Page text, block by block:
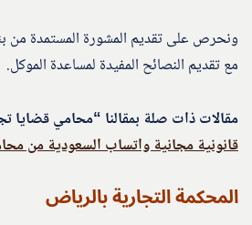
ونحرص على تقديم المشورة المستمدة من
مع تقديم النصائح المفيدة لمساعدة الموكل.
مقالات ذات صلة بمقالنا “محامي قضايا
قانونية مجانية واتساب السعودية من محامي
المحكمة التجارية بالرياض